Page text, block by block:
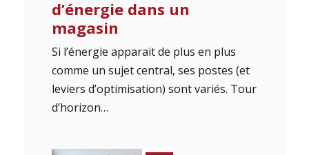
d’énergie dans un
magasin
Si l’énergie apparait de plus en plus
comme un sujet central, ses postes (et
leviers d’optimisation) sont variés. Tour
d’horizon…